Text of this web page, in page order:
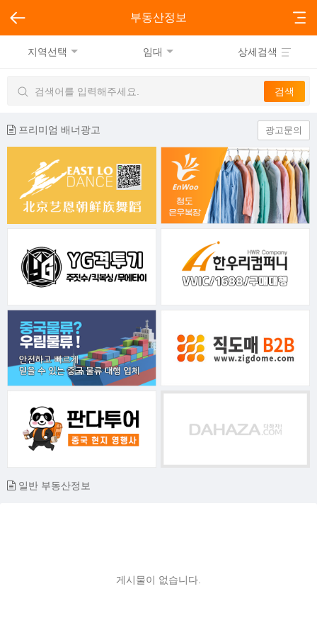
부동산정보
지역선택 임대 상세검색
프리미엄 배너광고 광고문의
일반 부동산정보
게시물이 없습니다.